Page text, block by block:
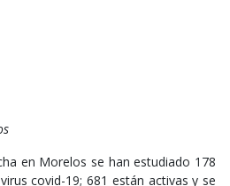
en Morelos se han estudiado 178
covid-19; 681 están activas y se